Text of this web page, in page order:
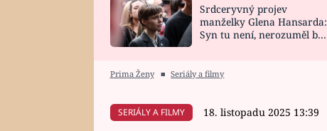
HOROSKOP NA
CELEBRITY
VAŘENÍ
Srdceryvný projev
manželky Glena Hansarda:
Syn tu není, nerozuměl by
Prima Ženy ■ Seriály a filmy
SERIÁLY A FILMY 18. listopadu 2025 13:39